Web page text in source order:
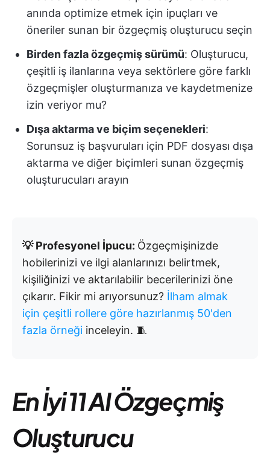
anında optimize etmek için ipuçları ve
öneriler sunan bir özgeçmiş oluşturucu seçin
Birden fazla özgeçmiş sürümü: Oluşturucu,
çeşitli iş ilanlarına veya sektörlere göre farklı
özgeçmişler oluşturmanıza ve kaydetmenize
izin veriyor mu?
Dışa aktarma ve biçim seçenekleri:
Sorunsuz iş başvuruları için PDF dosyası dışa
aktarma ve diğer biçimleri sunan özgeçmiş
oluşturucuları arayın
💡 Profesyonel İpucu: Özgeçmişinizde
hobilerinizi ve ilgi alanlarınızı belirtmek,
kişiliğinizi ve aktarılabilir becerilerinizi öne
çıkarır. Fikir mi arıyorsunuz? İlham almak
için çeşitli rollere göre hazırlanmış 50'den
fazla örneği inceleyin. 🧵
En İyi 11 AI Özgeçmiş
Oluşturucu